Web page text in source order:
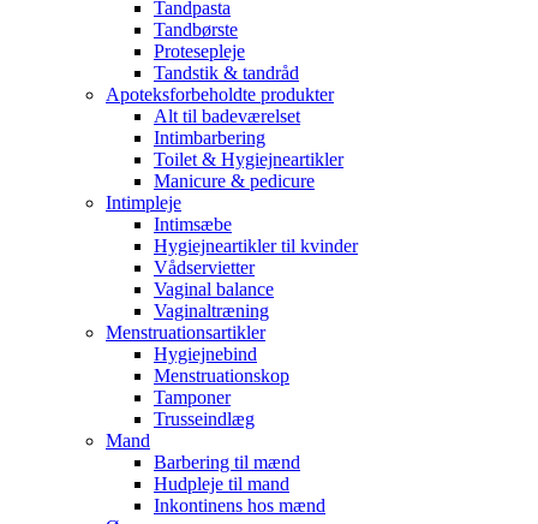
Tandpasta
Tandbørste
Protesepleje
Tandstik & tandråd
Apoteksforbeholdte produkter
Alt til badeværelset
Intimbarbering
Toilet & Hygiejneartikler
Manicure & pedicure
Intimpleje
Intimsæbe
Hygiejneartikler til kvinder
Vådservietter
Vaginal balance
Vaginaltræning
Menstruationsartikler
Hygiejnebind
Menstruationskop
Tamponer
Trusseindlæg
Mand
Barbering til mænd
Hudpleje til mand
Inkontinens hos mænd